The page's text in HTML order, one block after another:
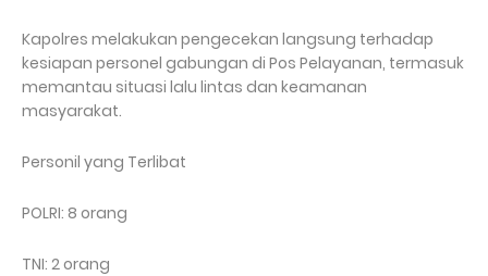
Kapolres melakukan pengecekan langsung terhadap
kesiapan personel gabungan di Pos Pelayanan, termasuk
memantau situasi lalu lintas dan keamanan
masyarakat.
Personil yang Terlibat
POLRI: 8 orang
TNI: 2 orang